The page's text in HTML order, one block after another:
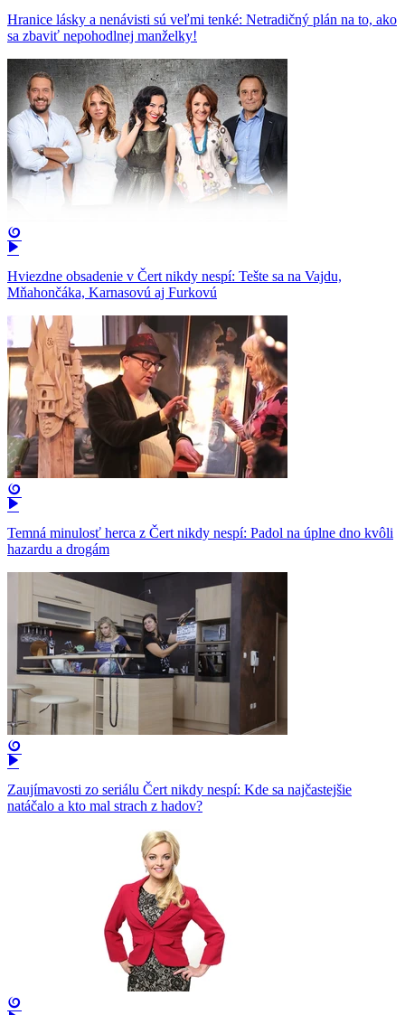
Hranice lásky a nenávisti sú veľmi tenké: Netradičný plán na to, ako
sa zbaviť nepohodlnej manželky!
Hviezdne obsadenie v Čert nikdy nespí: Tešte sa na Vajdu,
Mňahončáka, Karnasovú aj Furkovú
Temná minulosť herca z Čert nikdy nespí: Padol na úplne dno kvôli
hazardu a drogám
Zaujímavosti zo seriálu Čert nikdy nespí: Kde sa najčastejšie
natáčalo a kto mal strach z hadov?